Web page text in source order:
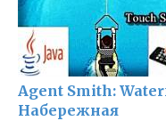
Agent Smith:
Набережная